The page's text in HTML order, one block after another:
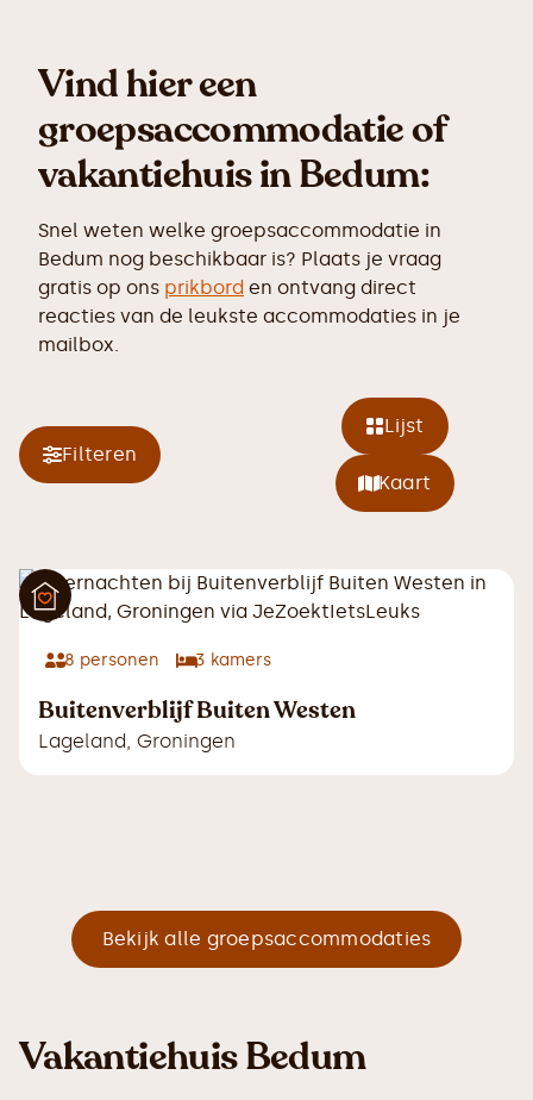
Vind hier een
groepsaccommodatie of
vakantiehuis in Bedum:
Snel weten welke groepsaccommodatie in
Bedum nog beschikbaar is? Plaats je vraag
gratis op ons prikbord en ontvang direct
reacties van de leukste accommodaties in je
mailbox.
Filteren
Lijst
Kaart
8 personen 3 kamers
Buitenverblijf Buiten Westen
Lageland, Groningen
Bekijk alle groepsaccommodaties
Vakantiehuis Bedum